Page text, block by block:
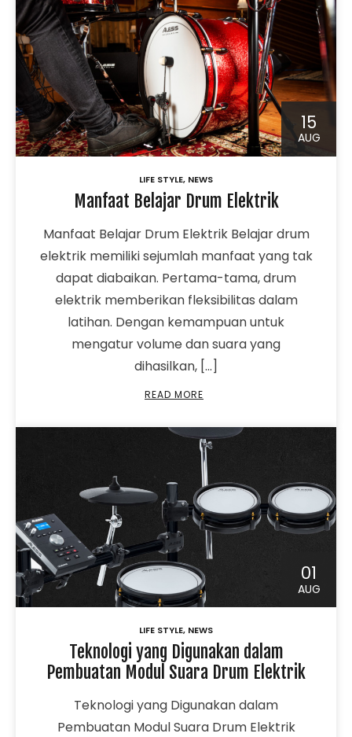
15
AUG
LIFE STYLE, NEWS
Manfaat Belajar Drum Elektrik
Manfaat Belajar Drum Elektrik Belajar drum
elektrik memiliki sejumlah manfaat yang tak
dapat diabaikan. Pertama-tama, drum
elektrik memberikan fleksibilitas dalam
latihan. Dengan kemampuan untuk
mengatur volume dan suara yang
dihasilkan, […]
READ MORE
01
AUG
LIFE STYLE, NEWS
Teknologi yang Digunakan dalam
Pembuatan Modul Suara Drum Elektrik
Teknologi yang Digunakan dalam
Pembuatan Modul Suara Drum Elektrik